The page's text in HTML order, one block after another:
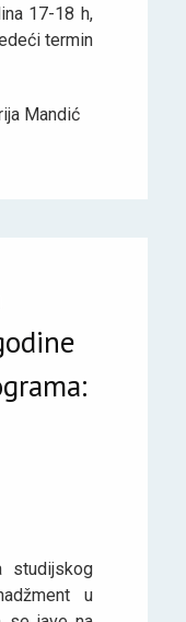
17-18 h,
termin
Mandić
studijskog
u